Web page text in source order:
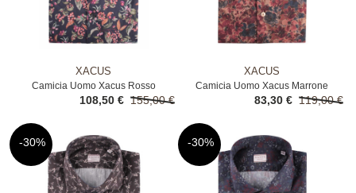
XACUS
Camicia Uomo Xacus Rosso
155,00 €
108,50 €
XACUS
Camicia Uomo Xacus Marrone
119,00 €
83,30 €
-30% -30%